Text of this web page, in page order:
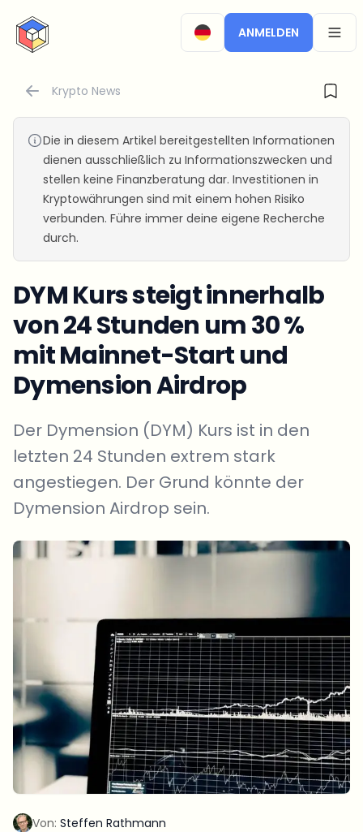
CryptoTicker
ANMELDEN
Krypto News
Die in diesem Artikel bereitgestellten Informationen
dienen ausschließlich zu Informationszwecken und
stellen keine Finanzberatung dar. Investitionen in
Kryptowährungen sind mit einem hohen Risiko
verbunden. Führe immer deine eigene Recherche
durch.
DYM Kurs steigt innerhalb
von 24 Stunden um 30 %
mit Mainnet-Start und
Dymension Airdrop
Der Dymension (DYM) Kurs ist in den
letzten 24 Stunden extrem stark
angestiegen. Der Grund könnte der
Dymension Airdrop sein.
Von: Steffen Rathmann